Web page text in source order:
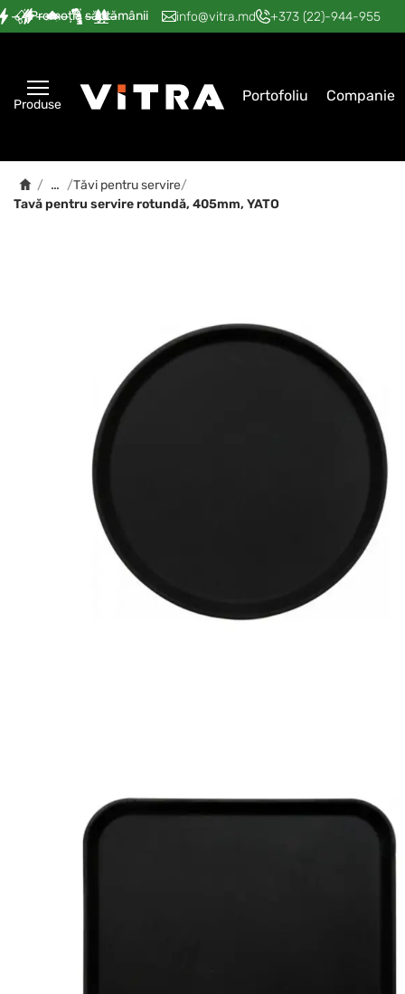
Promoția săptămânii
— — — — — info@vitra.md +373 (22)-944-955
Produse Portofoliu Companie
/ … /Tăvi pentru servire/
Tavă pentru servire rotundă, 405mm, YATO